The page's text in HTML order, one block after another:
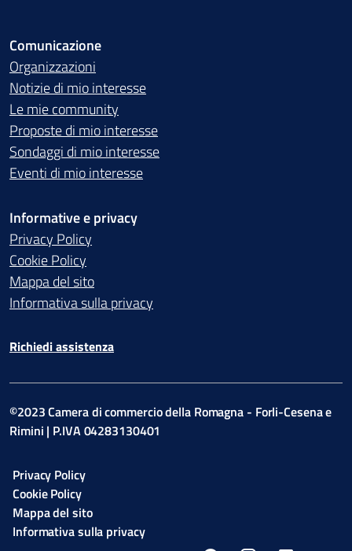
Comunicazione
Organizzazioni
Notizie di mio interesse
Le mie community
Proposte di mio interesse
Sondaggi di mio interesse
Eventi di mio interesse
Informative e privacy
Privacy Policy
Cookie Policy
Mappa del sito
Informativa sulla privacy
Richiedi assistenza
©2023 Camera di commercio della Romagna - Forli-Cesena e
Rimini | P.IVA 04283130401
Privacy Policy
Cookie Policy
Mappa del sito
Informativa sulla privacy